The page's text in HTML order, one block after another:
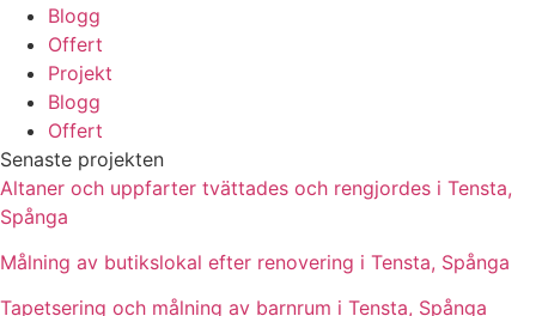
Blogg
Offert
Projekt
Blogg
Offert
Senaste projekten
Altaner och uppfarter tvättades och rengjordes i Tensta,
Spånga
Målning av butikslokal efter renovering i Tensta, Spånga
Tapetsering och målning av barnrum i Tensta, Spånga